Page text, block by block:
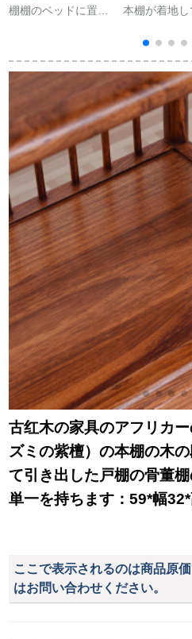
棚棚のベッドに置く
す。现代家庭の収纳
本棚が着地し
棚が简単です
の簡易書棚
た寝室創意
棚W北欧スタ
意シンプで
い中号+大サ
(150+180
古红木の家具のアフリカ
ズミの紫檀）の本棚の木
て引き出した戸棚の骨董
単一を持ちます：59*幅
ここで表示されるのは商品原
はお問い合わせください。